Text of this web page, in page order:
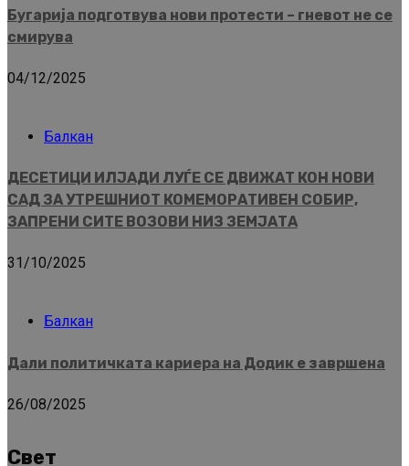
Бугарија подготвува нови протести – гневот не се
смирува
04/12/2025
Балкан
ДЕСЕТИЦИ ИЛЈАДИ ЛУЃЕ СЕ ДВИЖАТ КОН НОВИ
САД ЗА УТРЕШНИОТ КОМЕМОРАТИВЕН СОБИР,
ЗАПРЕНИ СИТЕ ВОЗОВИ НИЗ ЗЕМЈАТА
31/10/2025
Балкан
Дали политичката кариера на Додик е завршена
26/08/2025
Свет